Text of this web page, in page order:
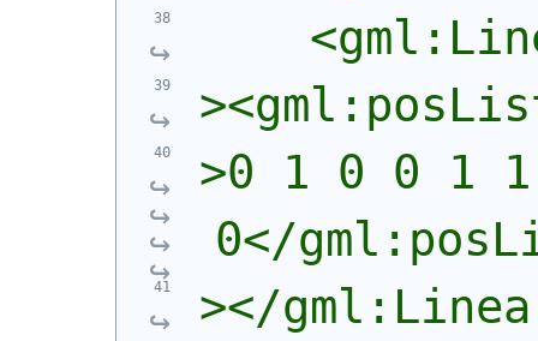
>0 1 0 0 1
0</
></